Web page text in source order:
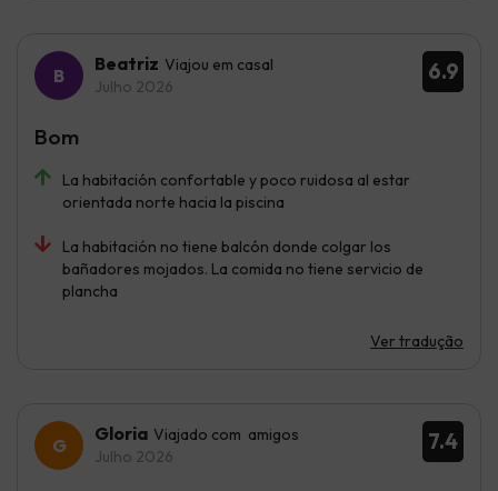
6.9
Beatriz Viajou em casal
Julho 2026
La habitación confortable y poco ruidosa al estar
orientada norte hacia la piscina
La habitación no tiene balcón donde colgar los
bañadores mojados. La comida no tiene servicio de
plancha
Ver tradução
Bom
7.4
Gloria Viajado com amigos
Julho 2026